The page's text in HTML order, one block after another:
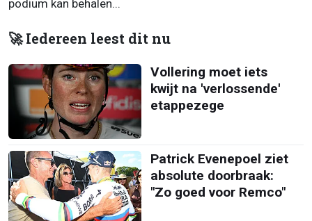
podium kan behalen...
🚀 Iedereen leest dit nu
Vollering moet iets
kwijt na 'verlossende'
etappezege
Patrick Evenepoel ziet
absolute doorbraak:
"Zo goed voor Remco"